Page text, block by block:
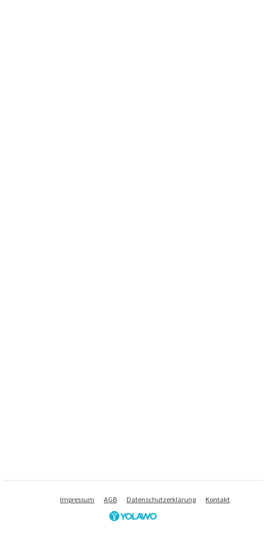
Impressum AGB Datenschutzerklärung Kontakt